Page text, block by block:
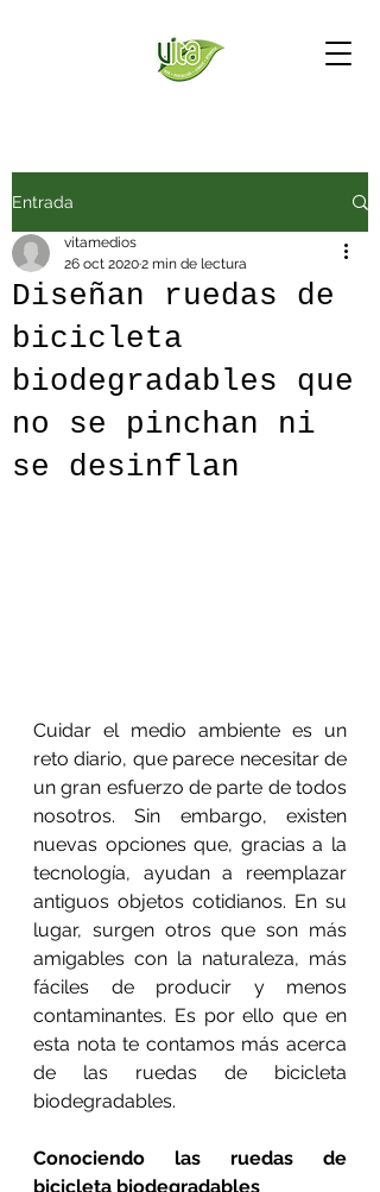
Entrada
Diseñan ruedas de
bicicleta
biodegradables que
no se pinchan ni
se desinflan
vitamedios
26 oct 20202 min de lectura
Cuidar el medio ambiente es un
reto diario, que parece necesitar de
un gran esfuerzo de parte de todos
nosotros. Sin embargo, existen
nuevas opciones que, gracias a la
tecnología, ayudan a reemplazar
antiguos objetos cotidianos. En su
lugar, surgen otros que son más
amigables con la naturaleza, más
fáciles de producir y menos
contaminantes. Es por ello que en
esta nota te contamos más acerca
de las ruedas de bicicleta
biodegradables.
Conociendo las ruedas de
bicicleta biodegradables